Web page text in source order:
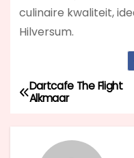
culinaire kwaliteit,
Hilversum.
B
e
Dartcafe The Flight
Alkmaar